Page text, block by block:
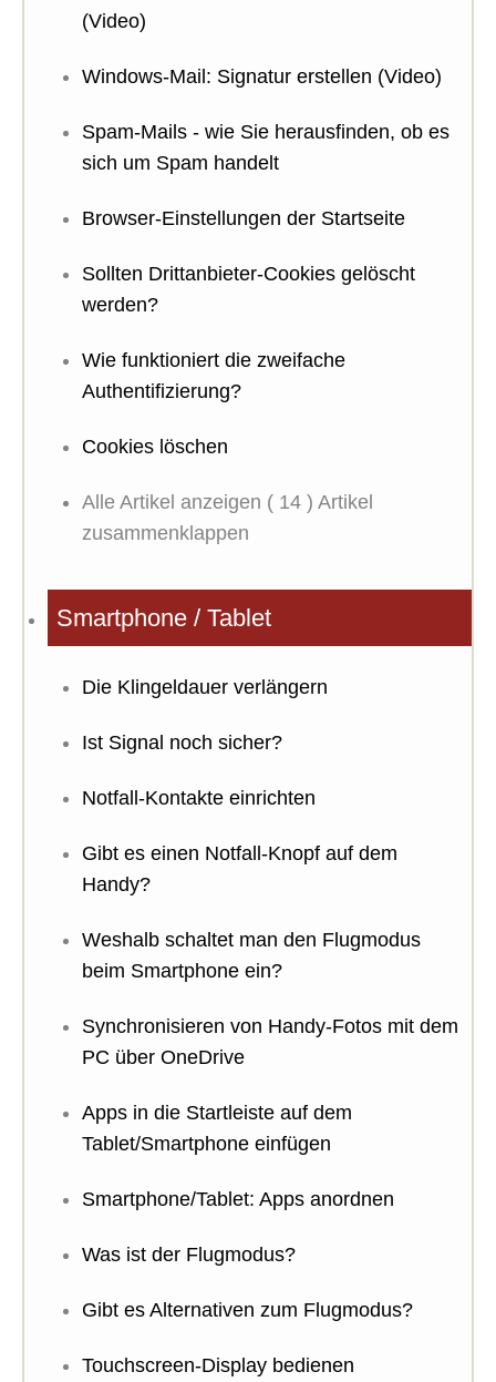
(Video)
Windows-Mail: Signatur erstellen (Video)
Spam-Mails - wie Sie herausfinden, ob es
sich um Spam handelt
Browser-Einstellungen der Startseite
Sollten Drittanbieter-Cookies gelöscht
werden?
Wie funktioniert die zweifache
Authentifizierung?
Cookies löschen
Alle Artikel anzeigen ( 14 ) Artikel
zusammenklappen
Smartphone / Tablet
Die Klingeldauer verlängern
Ist Signal noch sicher?
Notfall-Kontakte einrichten
Gibt es einen Notfall-Knopf auf dem
Handy?
Weshalb schaltet man den Flugmodus
beim Smartphone ein?
Synchronisieren von Handy-Fotos mit dem
PC über OneDrive
Apps in die Startleiste auf dem
Tablet/Smartphone einfügen
Smartphone/Tablet: Apps anordnen
Was ist der Flugmodus?
Gibt es Alternativen zum Flugmodus?
Touchscreen-Display bedienen